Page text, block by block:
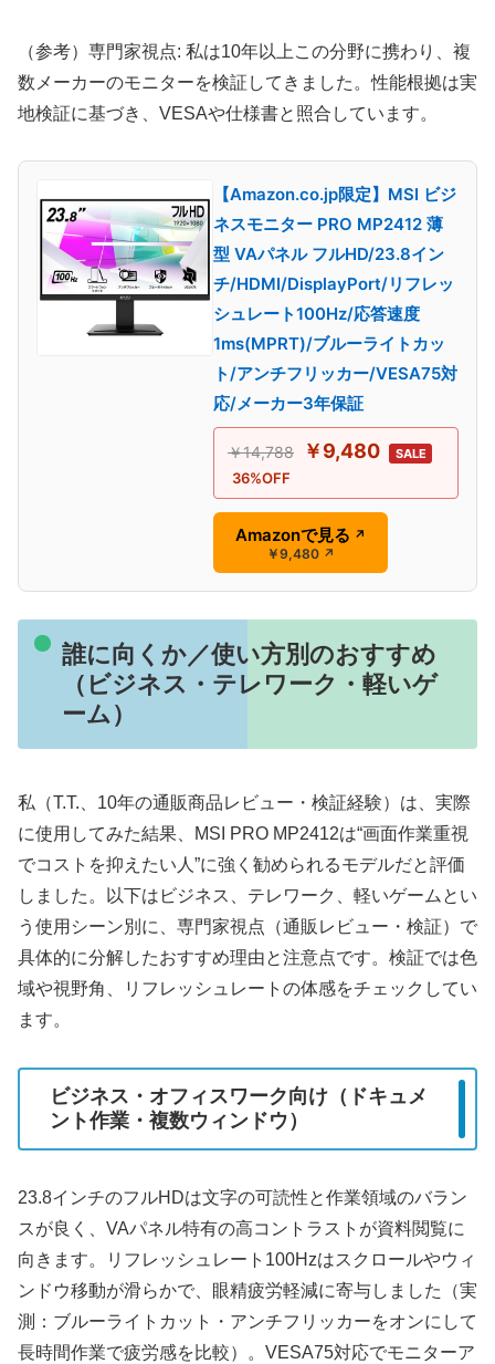
（参考）専門家視点: 私は10年以上この分野に携わり、複
数メーカーのモニターを検証してきました。性能根拠は実
地検証に基づき、VESAや仕様書と照合しています。
【Amazon.co.jp限定】MSI ビジ
ネスモニター PRO MP2412 薄
型 VAパネル フルHD/23.8イン
チ/HDMI/DisplayPort/リフレッ
シュレート100Hz/応答速度
1ms(MPRT)/ブルーライトカッ
ト/アンチフリッカー/VESA75対
応/メーカー3年保証
￥14,788 ￥9,480 SALE
36%OFF
Amazonで見る ↗
￥9,480 ↗
誰に向くか／使い方別のおすすめ
（ビジネス・テレワーク・軽いゲ
ーム）
私（T.T.、10年の通販商品レビュー・検証経験）は、実際
に使用してみた結果、MSI PRO MP2412は“画面作業重視
でコストを抑えたい人”に強く勧められるモデルだと評価
しました。以下はビジネス、テレワーク、軽いゲームとい
う使用シーン別に、専門家視点（通販レビュー・検証）で
具体的に分解したおすすめ理由と注意点です。検証では色
域や視野角、リフレッシュレートの体感をチェックしてい
ます。
ビジネス・オフィスワーク向け（ドキュメ
ント作業・複数ウィンドウ）
23.8インチのフルHDは文字の可読性と作業領域のバラン
スが良く、VAパネル特有の高コントラストが資料閲覧に
向きます。リフレッシュレート100Hzはスクロールやウィ
ンドウ移動が滑らかで、眼精疲労軽減に寄与しました（実
測：ブルーライトカット・アンチフリッカーをオンにして
長時間作業で疲労感を比較）。VESA75対応でモニターア